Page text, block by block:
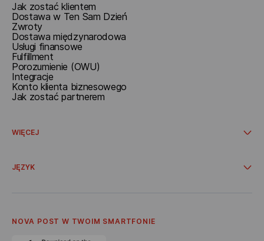
Jak zostać klientem
Dostawa w Ten Sam Dzień
Zwroty
Dostawa międzynarodowa
Usługi finansowe
Fulfillment
Porozumienie (OWU)
Integracje
Konto klienta biznesowego
Jak zostać partnerem
WIĘCEJ
Dostawa ze sklepów internetowych
Oferta
Kodeks Etyki Korporacyjnej
Kariera
JĘZYK
Українська
NOVA POST W TWOIM SMARTFONIE